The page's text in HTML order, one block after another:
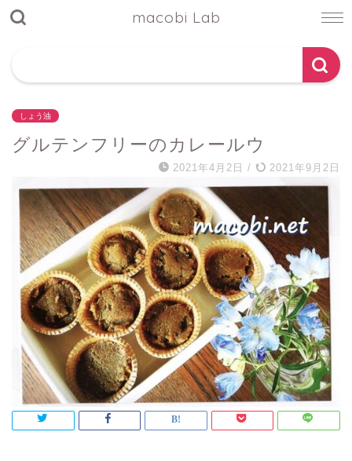
macobi Lab
しょう油
グルテンフリーのカレールウ
2021年4月2日 / 2021年9月2日